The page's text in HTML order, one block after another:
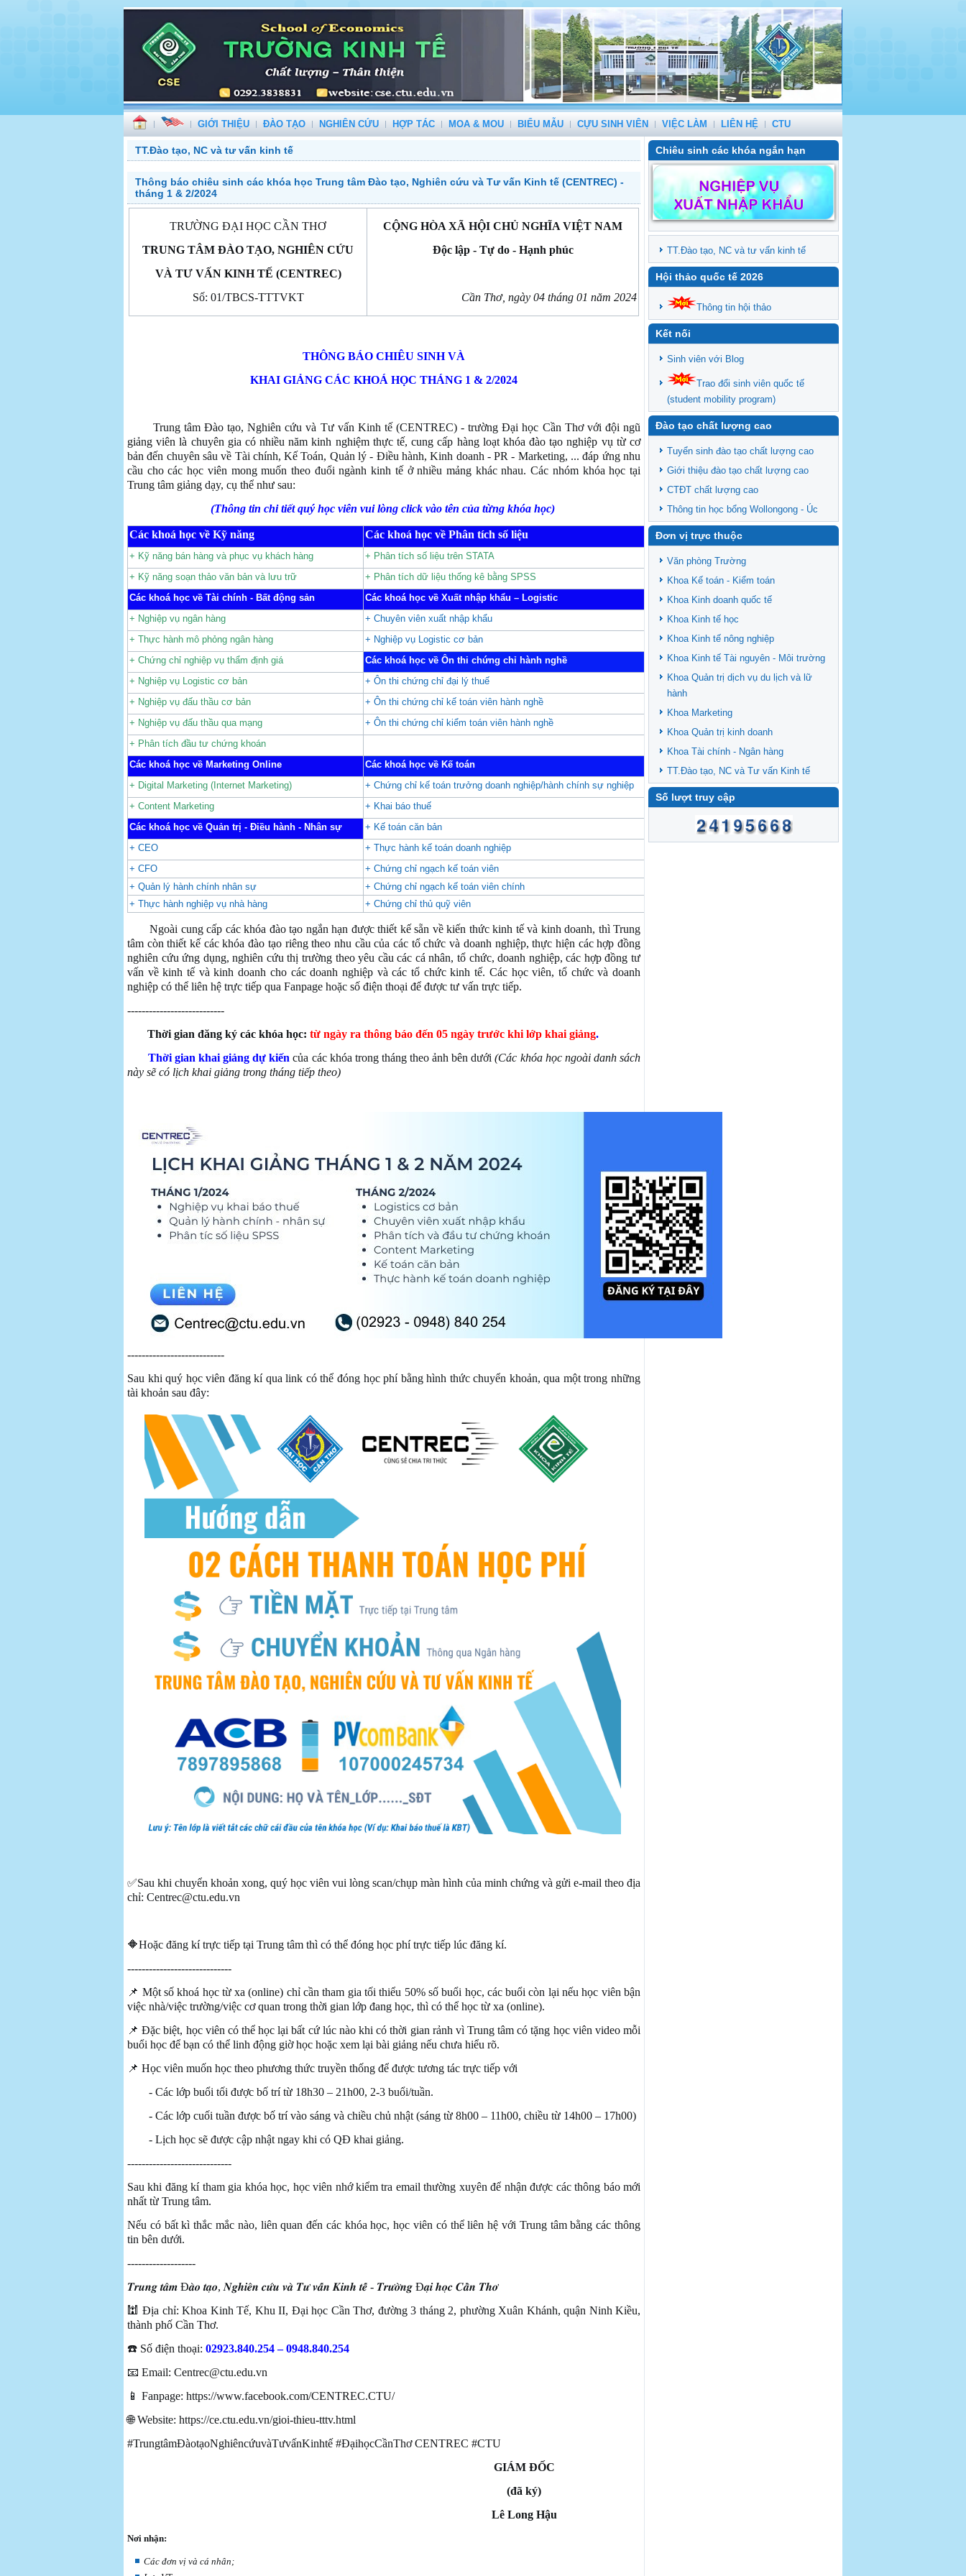
GIỚI THIỆU ĐÀO TẠO NGHIÊN CỨU HỢP TÁC MOA & MOU BIỂU MẪU CỰU SINH VIÊN VIỆC LÀM LIÊN HỆ CTU
TT.Đào tạo, NC và tư vấn kinh tế
Thông báo chiêu sinh các khóa học Trung tâm Đào tạo, Nghiên cứu và Tư vấn Kinh tế (CENTREC) -
tháng 1 & 2/2024
TRƯỜNG ĐẠI HỌC CẦN THƠ
TRUNG TÂM ĐÀO TẠO, NGHIÊN CỨU
VÀ TƯ VẤN KINH TẾ (CENTREC)
Số: 01/TBCS-TTTVKT
CỘNG HÒA XÃ HỘI CHỦ NGHĨA VIỆT NAM
Độc lập - Tự do - Hạnh phúc
Cần Thơ, ngày 04 tháng 01 năm 2024
THÔNG BÁO CHIÊU SINH VÀ
KHAI GIẢNG CÁC KHOÁ HỌC THÁNG 1 & 2/2024
Trung tâm Đào tạo, Nghiên cứu và Tư vấn Kinh tế (CENTREC) - trường Đại học Cần Thơ với đội ngũ
giảng viên là chuyên gia có nhiều năm kinh nghiệm thực tế, cung cấp hàng loạt khóa đào tạo nghiệp vụ từ cơ
bản đến chuyên sâu về Tài chính, Kế Toán, Quản lý - Điều hành, Kinh doanh - PR - Marketing, ... đáp ứng nhu
cầu cho các học viên mong muốn theo đuổi ngành kinh tế ở nhiều mảng khác nhau. Các nhóm khóa học tại
Trung tâm giảng dạy, cụ thể như sau:
(Thông tin chi tiết quý học viên vui lòng click vào tên của từng khóa học)
Các khoá học về Kỹ năng Các khoá học về Phân tích số liệu
+ Kỹ năng bán hàng và phục vụ khách hàng
+ Phân tích số liệu trên STATA
+ Kỹ năng soạn thảo văn bản và lưu trữ
+ Phân tích dữ liệu thống kê bằng SPSS
Các khoá học về Tài chính - Bất động sản
Các khoá học về Xuất nhập khẩu – Logistic
+ Nghiệp vụ ngân hàng
+ Chuyên viên xuất nhập khẩu
+ Thực hành mô phỏng ngân hàng
+ Nghiệp vụ Logistic cơ bản
+ Chứng chỉ nghiệp vụ thẩm định giá
Các khoá học về Ôn thi chứng chỉ hành nghề
+ Nghiệp vụ Logistic cơ bản
+ Ôn thi chứng chỉ đại lý thuế
+ Nghiệp vụ đấu thầu cơ bản
+ Ôn thi chứng chỉ kế toán viên hành nghề
+ Nghiệp vụ đấu thầu qua mạng
+ Ôn thi chứng chỉ kiểm toán viên hành nghề
+ Phân tích đầu tư chứng khoán
Các khoá học về Marketing Online
Các khoá học về Kế toán
+ Digital Marketing (Internet Marketing)
+ Chứng chỉ kế toán trưởng doanh nghiệp/hành chính sự nghiệp
+ Content Marketing
+ Khai báo thuế
Các khoá học về Quản trị - Điều hành - Nhân sự
+ Kế toán căn bản
+ CEO
+ Thực hành kế toán doanh nghiệp
+ CFO
+ Chứng chỉ ngạch kế toán viên
+ Quản lý hành chính nhân sự
+ Chứng chỉ ngạch kế toán viên chính
+ Thực hành nghiệp vụ nhà hàng
+ Chứng chỉ thủ quỹ viên
Ngoài cung cấp các khóa đào tạo ngắn hạn được thiết kế sẵn về kiến thức kinh tế và kinh doanh, thì Trung
tâm còn thiết kế các khóa đào tạo riêng theo nhu cầu của các tổ chức và doanh nghiệp, thực hiện các hợp đồng
nghiên cứu ứng dụng, nghiên cứu thị trường theo yêu cầu các cá nhân, tổ chức, doanh nghiệp, các hợp đồng tư
vấn về kinh tế và kinh doanh cho các doanh nghiệp và các tổ chức kinh tế. Các học viên, tổ chức và doanh
nghiệp có thể liên hệ trực tiếp qua Fanpage hoặc số điện thoại để được tư vấn trực tiếp.
---------------------------
Thời gian đăng ký các khóa học: từ ngày ra thông báo đến 05 ngày trước khi lớp khai giảng.
Thời gian khai giảng dự kiến của các khóa trong tháng theo ảnh bên dưới(Các khóa học ngoài danh sách
này sẽ có lịch khai giảng trong tháng tiếp theo)
---------------------------
Sau khi quý học viên đăng kí qua link có thể đóng học phí bằng hình thức chuyển khoản, qua một trong những
tài khoản sau đây:
✅Sau khi chuyển khoản xong, quý học viên vui lòng scan/chụp màn hình của minh chứng và gửi e-mail theo địa
chỉ: Centrec@ctu.edu.vn
🔶Hoặc đăng kí trực tiếp tại Trung tâm thì có thể đóng học phí trực tiếp lúc đăng kí.
-----------------------------
📌 Một số khoá học từ xa (online) chỉ cần tham gia tối thiểu 50% số buổi học, các buổi còn lại nếu học viên bận
việc nhà/việc trường/việc cơ quan trong thời gian lớp đang học, thì có thể học từ xa (online).
📌 Đặc biệt, học viên có thể học lại bất cứ lúc nào khi có thời gian rảnh vì Trung tâm có tặng học viên video mỗi
buổi học để bạn có thể linh động giờ học hoặc xem lại bài giảng nếu chưa hiểu rõ.
📌 Học viên muốn học theo phương thức truyền thống để được tương tác trực tiếp với
- Các lớp buổi tối được bố trí từ 18h30 – 21h00, 2-3 buổi/tuần.
- Các lớp cuối tuần được bố trí vào sáng và chiều chủ nhật (sáng từ 8h00 – 11h00, chiều từ 14h00 – 17h00)
- Lịch học sẽ được cập nhật ngay khi có QĐ khai giảng.
-----------------------------
Sau khi đăng kí tham gia khóa học, học viên nhớ kiểm tra email thường xuyên để nhận được các thông báo mới
nhất từ Trung tâm.
Nếu có bất kì thắc mắc nào, liên quan đến các khóa học, học viên có thể liên hệ với Trung tâm bằng các thông
tin bên dưới.
-------------------
𝑻𝒓𝒖𝒏𝒈 𝒕𝒂̂𝒎 Đ𝒂̀𝒐 𝒕𝒂̣𝒐, 𝑵𝒈𝒉𝒊𝒆̂𝒏 𝒄𝒖̛́𝒖 𝒗𝒂̀ 𝑻𝒖̛ 𝒗𝒂̂́𝒏 𝑲𝒊𝒏𝒉 𝒕𝒆̂́ - 𝑻𝒓𝒖̛𝒐̛̀𝒏𝒈 Đ𝒂̣𝒊 𝒉𝒐̣𝒄 𝑪𝒂̂̀𝒏 𝑻𝒉𝒐̛
🕍 Địa chỉ: Khoa Kinh Tế, Khu II, Đại học Cần Thơ, đường 3 tháng 2, phường Xuân Khánh, quận Ninh Kiều,
thành phố Cần Thơ.
☎️ Số điện thoại: 02923.840.254 – 0948.840.254
📧 Email: Centrec@ctu.edu.vn
📱 Fanpage: https://www.facebook.com/CENTREC.CTU/
🌐 Website: https://ce.ctu.edu.vn/gioi-thieu-tttv.html
#TrungtâmĐàotạoNghiêncứuvàTưvấnKinhtế #ĐạihọcCầnThơ CENTREC #CTU
GIÁM ĐỐC
(đã ký)
Lê Long Hậu
Nơi nhận:
Các đơn vị và cá nhân;
Chiêu sinh các khóa ngắn hạn
TT.Đào tạo, NC và tư vấn kinh tế
Hội thảo quốc tế 2026
Thông tin hội thảo
Kết nối
Sinh viên với Blog
Trao đổi sinh viên quốc tế
(student mobility program)
Đào tạo chất lượng cao
Tuyển sinh đào tạo chất lượng cao
Giới thiệu đào tạo chất lượng cao
CTĐT chất lượng cao
Thông tin học bổng Wollongong - Úc
Đơn vị trực thuộc
Văn phòng Trường
Khoa Kế toán - Kiểm toán
Khoa Kinh doanh quốc tế
Khoa Kinh tế học
Khoa Kinh tế nông nghiệp
Khoa Kinh tế Tài nguyên - Môi trường
Khoa Quản trị dịch vụ du lịch và lữ
hành
Khoa Marketing
Khoa Quản trị kinh doanh
Khoa Tài chính - Ngân hàng
TT.Đào tạo, NC và Tư vấn Kinh tế
Số lượt truy cập